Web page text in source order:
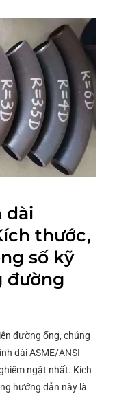
dài
thước,
số kỹ
đường
đường ống, chúng
dài ASME/ANSI
ngặt nhất. Kích
hướng dẫn này là